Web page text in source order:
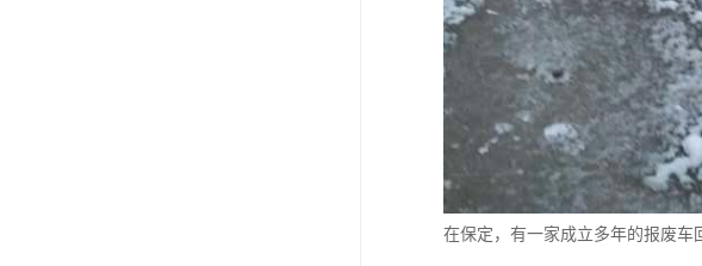
在保定，有一家成立多年的报废